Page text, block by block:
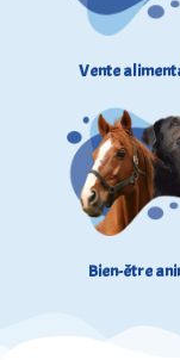
Vente
Bien-être